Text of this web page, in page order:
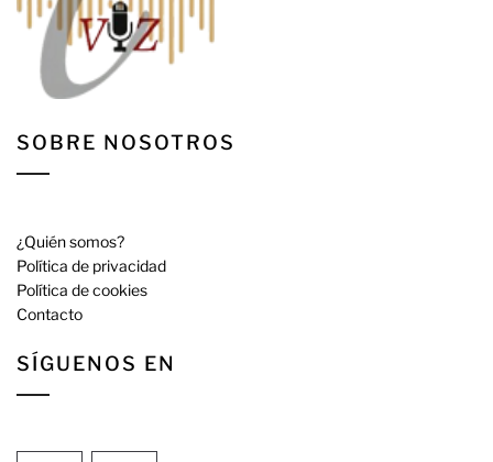
SOBRE NOSOTROS
¿Quién somos?
Política de privacidad
Política de cookies
Contacto
SÍGUENOS EN